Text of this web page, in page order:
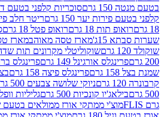
סוכריות קלפני בטעם דובדבן 150 גרם
יער 150 גרם
ריטר חלב פיסטוק 100 גרם
תות 18 גרם
רואופ פטל 18 גרם
סוכ' צמר
מארז טסה מאוהב מארז טסה ריגושים
שוקוליטלי מקרונים תות שדה 90 גרם
אורגינל 149 גרם
פרינגלס ברביקיו 158 גרם
פרינגלס פיצה 158 גרם
בצקניות
ניוקי שלושה צבעים 500 גרם
מיני ניוקי 500 גרם
קונכיות 500 גרם
ממתקי אורז ממולאים בטעם שוקולד 180 גרם